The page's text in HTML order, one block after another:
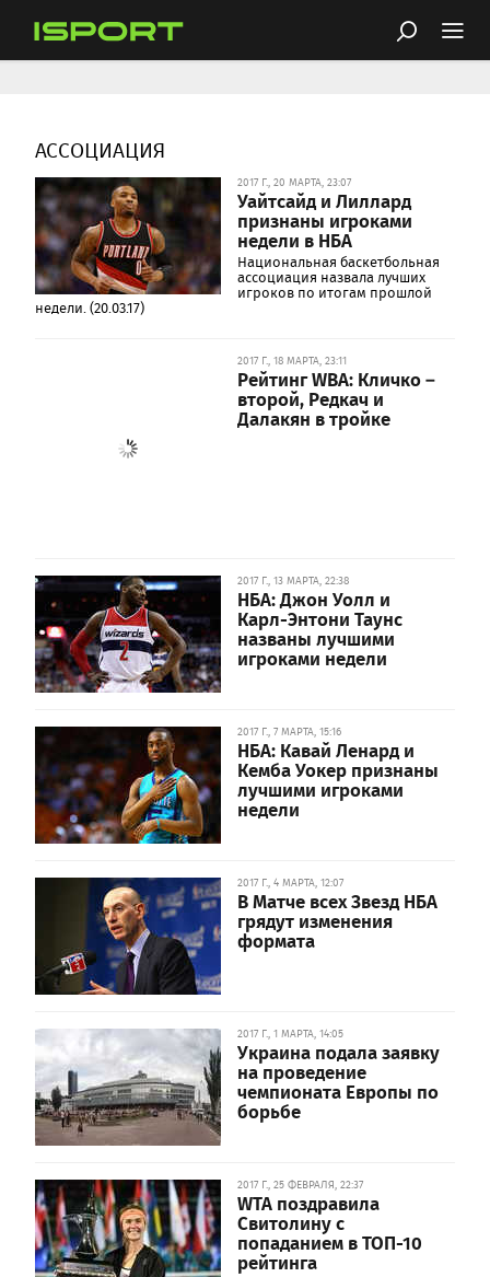
АССОЦИАЦИЯ
2017 Г., 20 МАРТА, 23:07
Уайтсайд и Лиллард
признаны игроками
недели в НБА
Национальная баскетбольная
ассоциация назвала лучших
игроков по итогам прошлой
недели. (20.03.17)
2017 Г., 18 МАРТА, 23:11
Рейтинг WBA: Кличко –
второй, Редкач и
Далакян в тройке
2017 Г., 13 МАРТА, 22:38
НБА: Джон Уолл и
Карл-Энтони Таунс
названы лучшими
игроками недели
2017 Г., 7 МАРТА, 15:16
НБА: Кавай Ленард и
Кемба Уокер признаны
лучшими игроками
недели
2017 Г., 4 МАРТА, 12:07
В Матче всех Звезд НБА
грядут изменения
формата
2017 Г., 1 МАРТА, 14:05
Украина подала заявку
на проведение
чемпионата Европы по
борьбе
2017 Г., 25 ФЕВРАЛЯ, 22:37
WTA поздравила
Свитолину с
попаданием в ТОП-10
рейтинга